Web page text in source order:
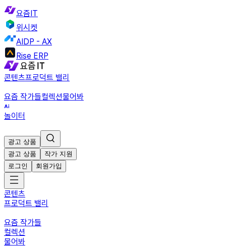
요즘IT
위시켓
AIDP - AX
Rise ERP
콘텐츠프로덕트 밸리
요즘 작가들컬렉션물어봐
놀이터
광고 상품
광고 상품
작가 지원
로그인
회원가입
콘텐츠
프로덕트 밸리
요즘 작가들
컬렉션
물어봐